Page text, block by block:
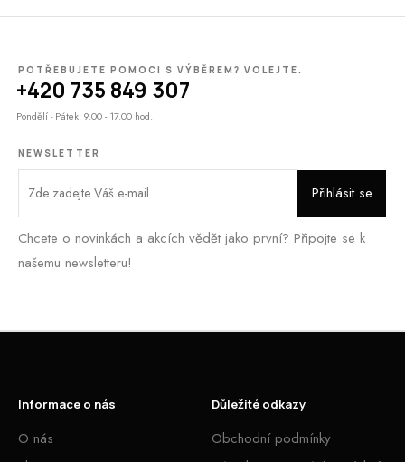
POTŘEBUJETE POMOCI S VÝBĚREM? VOLEJTE.
+420 735 849 307
Pondělí - Pátek: 9.00 - 17.00 hod.
NEWSLETTER
Chcete o novinkách a akcích vědět jako první? Připojte se k
našemu newsletteru!
Informace o nás
O nás
Důležité odkazy
Obchodní podmínky